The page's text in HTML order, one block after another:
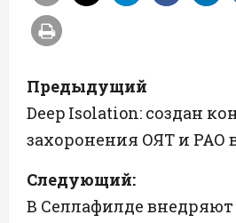
Н
а
в
и
Предыдущий
Deep Isolation: создан
захоронения ОЯТ и РАО
Следующий:
В Селлафилде внедряют